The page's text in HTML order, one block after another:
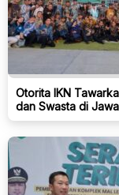
Otorita IKN
dan Swasta di